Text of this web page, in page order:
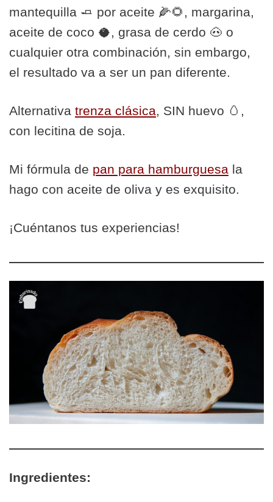
mantequilla 🧈 por aceite 🌽🌻, margarina,
aceite de coco 🥥, grasa de cerdo 🐽 o
cualquier otra combinación, sin embargo,
el resultado va a ser un pan diferente.
Alternativa trenza clásica, SIN huevo 🥚,
con lecitina de soja.
Mi fórmula de pan para hamburguesa la
hago con aceite de oliva y es exquisito.
¡Cuéntanos tus experiencias!
Ingredientes: